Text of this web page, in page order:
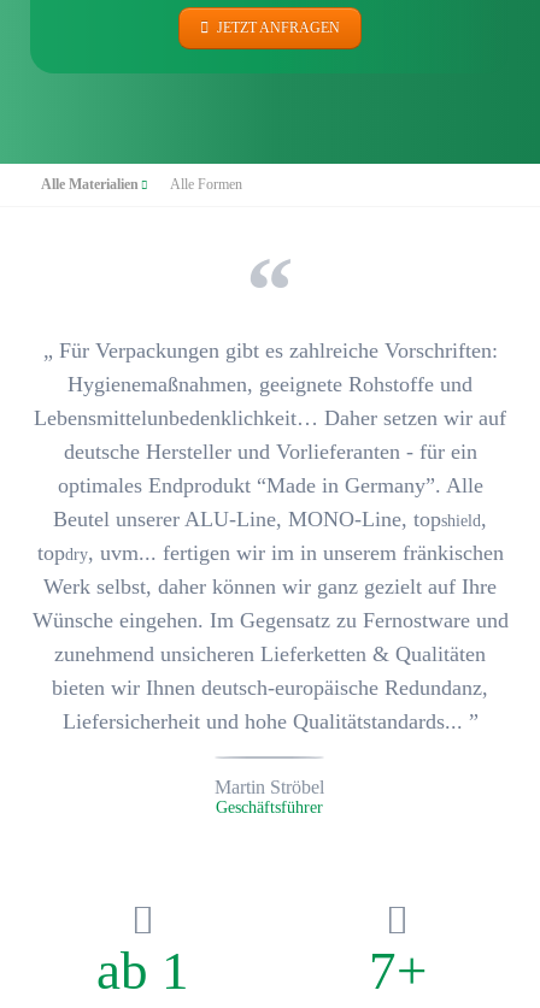
JETZT ANFRAGEN
Navigation
Alle Materialien Alle Formen
„ Für Verpackungen gibt es zahlreiche Vorschriften:
Hygienemaßnahmen, geeignete Rohstoffe und
Lebensmittelunbedenklichkeit… Daher setzen wir auf
deutsche Hersteller und Vorlieferanten - für ein
optimales Endprodukt “Made in Germany”. Alle
Beutel unserer ALU-Line, MONO-Line, topshield,
topdry, uvm... fertigen wir im in unserem fränkischen
Werk selbst, daher können wir ganz gezielt auf Ihre
Wünsche eingehen. Im Gegensatz zu Fernostware und
zunehmend unsicheren Lieferketten & Qualitäten
bieten wir Ihnen deutsch-europäische Redundanz,
Liefersicherheit und hohe Qualitätstandards... ”
Martin Ströbel
Geschäftsführer
ab 1 7+